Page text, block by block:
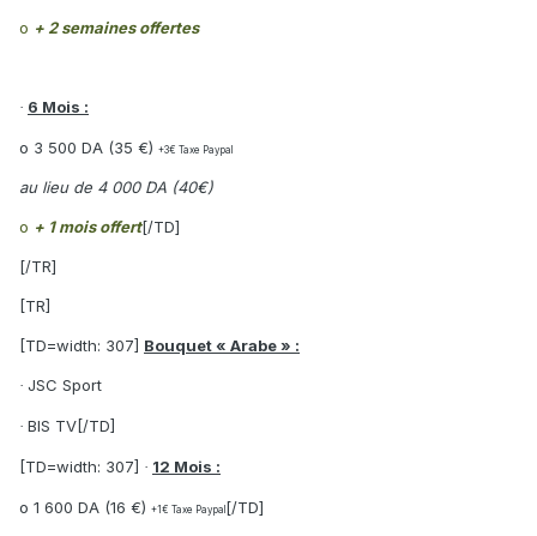
o + 2 semaines offertes
· 6 Mois :
o 3 500 DA (35 €) +3€ Taxe Paypal
au lieu de 4 000 DA (40€)
o + 1 mois offert[/TD]
[/TR]
[TR]
[TD=width: 307] Bouquet « Arabe » :
· JSC Sport
· BIS TV[/TD]
[TD=width: 307] · 12 Mois :
o 1 600 DA (16 €) +1 € Taxe Paypal [/TD]